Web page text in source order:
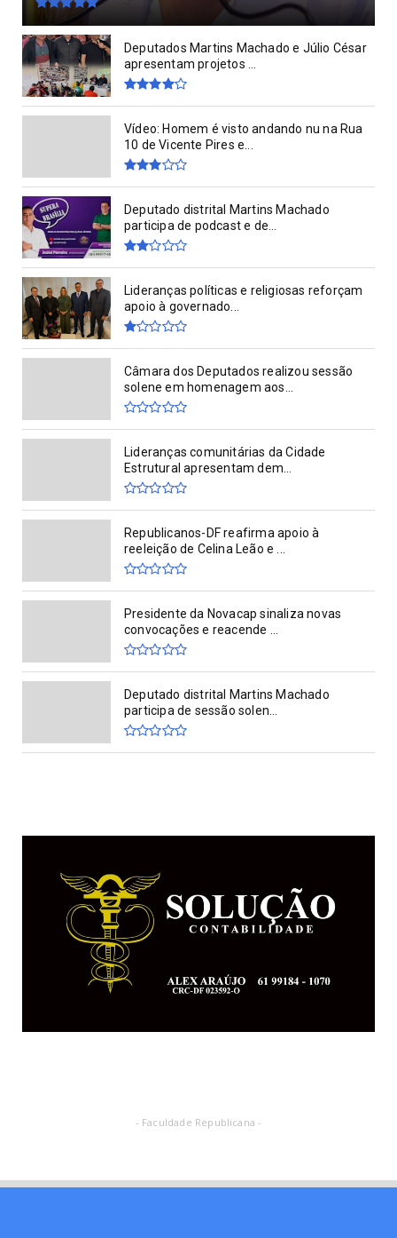
Deputados Martins Machado e Júlio César
apresentam projetos ...
Vídeo: Homem é visto andando nu na Rua
10 de Vicente Pires e...
Deputado distrital Martins Machado
participa de podcast e de...
Lideranças políticas e religiosas reforçam
apoio à governado...
Câmara dos Deputados realizou sessão
solene em homenagem aos...
Lideranças comunitárias da Cidade
Estrutural apresentam dem...
Republicanos-DF reafirma apoio à
reeleição de Celina Leão e ...
Presidente da Novacap sinaliza novas
convocações e reacende ...
Deputado distrital Martins Machado
participa de sessão solen...
- Faculdade Republicana -